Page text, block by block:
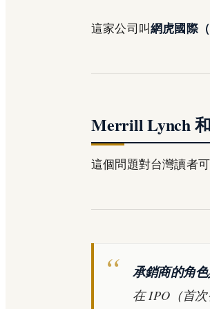
這家公司叫網虎國際
Merrill Lynch 和
這個問題對台灣讀者
承銷商的角
在 IPO（首